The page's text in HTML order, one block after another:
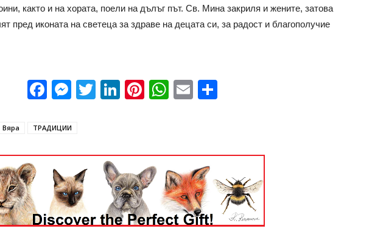
както и на хората, поели на дълъг път. Св. Мина закриля и жените, затова
пред иконата на светеца за здраве на децата си, за радост и благополучие
Facebook
Messenger
Twitter
LinkedIn
Pinterest
WhatsApp
Email
Вяра ТРАДИЦИИ